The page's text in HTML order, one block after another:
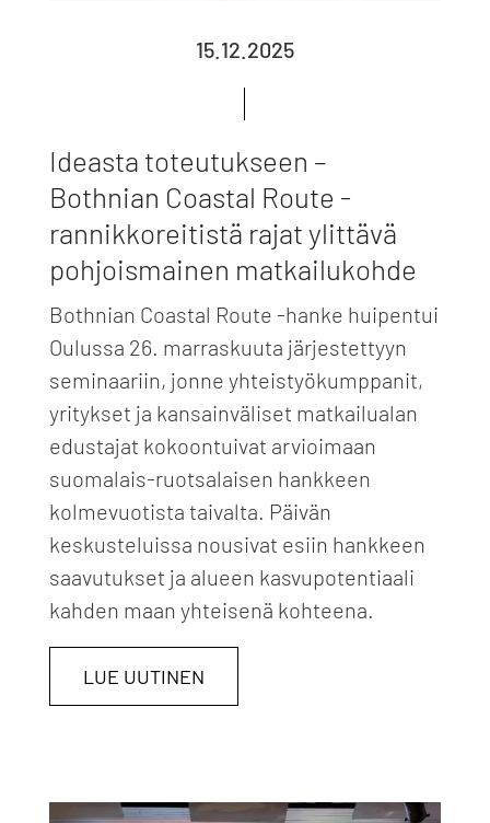
15.12.2025
Ideasta toteutukseen –
Bothnian Coastal Route -
rannikkoreitistä rajat ylittävä
pohjoismainen matkailukohde
Bothnian Coastal Route -hanke huipentui
Oulussa 26. marraskuuta järjestettyyn
seminaariin, jonne yhteistyökumppanit,
yritykset ja kansainväliset matkailualan
edustajat kokoontuivat arvioimaan
suomalais-ruotsalaisen hankkeen
kolmevuotista taivalta. Päivän
keskusteluissa nousivat esiin hankkeen
saavutukset ja alueen kasvupotentiaali
kahden maan yhteisenä kohteena.
LUE UUTINEN